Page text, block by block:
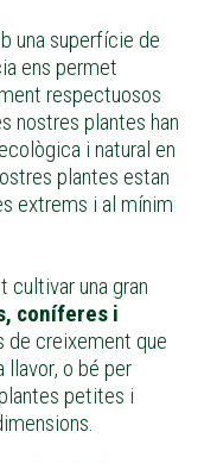
una superfície de
ens permet
respectuosos
nostres plantes han
i natural en
plantes estan
extrems i al mínim
cultivar una gran
coníferes i
de creixement que
o bé per
petites i